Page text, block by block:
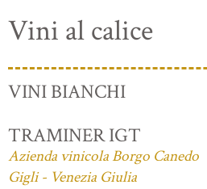
Vini al calice
VINI BIANCHI
TRAMINER IGT
Azienda vinicola Borgo Canedo
Gigli - Venezia Giulia